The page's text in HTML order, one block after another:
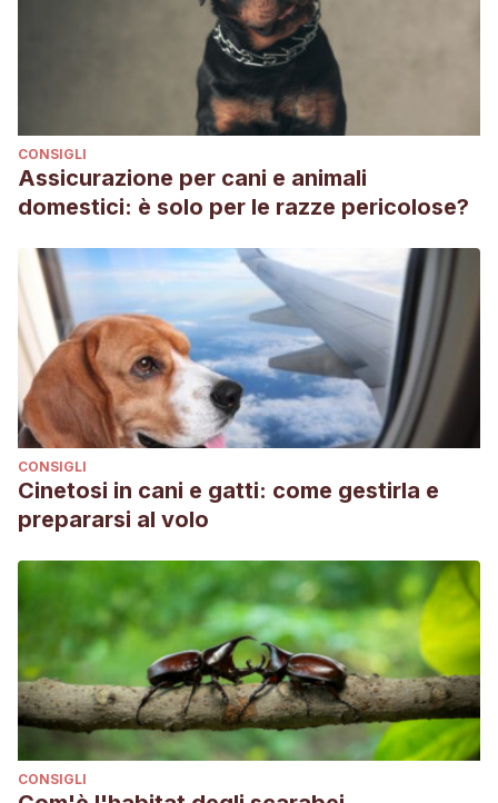
CONSIGLI
Assicurazione per cani e animali
domestici: è solo per le razze pericolose?
CONSIGLI
Cinetosi in cani e gatti: come gestirla e
prepararsi al volo
CONSIGLI